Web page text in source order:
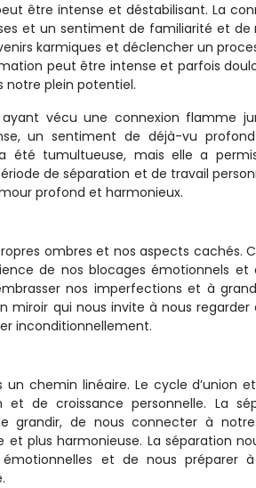
être intense et déstabilisant. La
et un sentiment de familiarité et de
karmiques et déclencher un
peut être intense et parfois
notre plein potentiel.
vécu une connexion flamme
un sentiment de déjà-vu
été tumultueuse, mais elle a
de séparation et de travail
profond et harmonieux.
ombres et nos aspects cachés.
de nos blocages émotionnels et
nos imperfections et à
miroir qui nous invite à nous
inconditionnellement.
chemin linéaire. Le cycle d’union
de croissance personnelle. La
grandir, de nous connecter à
plus harmonieuse. La séparation
et de nous préparer